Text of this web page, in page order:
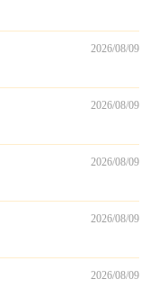
2026/08/09
2026/08/09
2026/08/09
2026/08/09
2026/08/09